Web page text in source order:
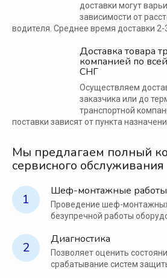
доставки могут
зависимости от
водителя. Среднее время доставки 2-
Доставка товара
компанией по
СНГ
Осуществляем
заказчика или до
транспортной
поставки зависят от пункта
Мы предлагаем полный
сервисного обслуживания
1
Шеф-монтажные работы
Проведение шеф-
безупречной работы
2
Диагностика
Позволяет оценить
срабатывание систем